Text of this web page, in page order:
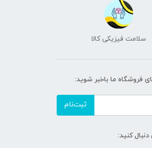
سلامت فیزیکی کالا
فروشگاه ما باخبر شوید:
ثبت‌نام
کنید: